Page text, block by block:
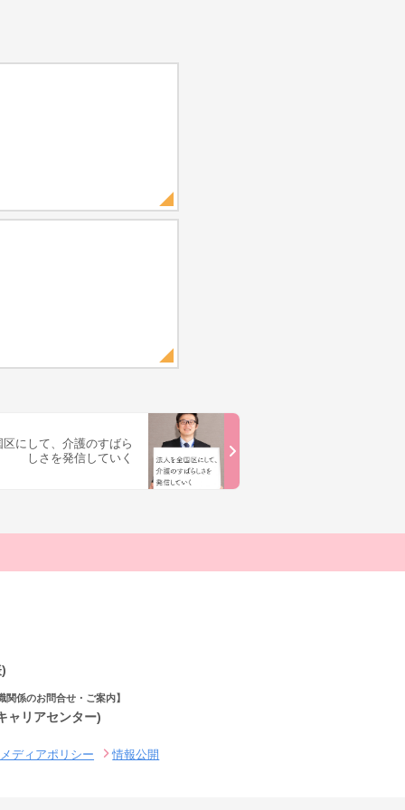
にして、介護のすばら
しさを発信していく
係のお問合せ・ご案内】
ャリアセンター)
ディアポリシー 情報公開